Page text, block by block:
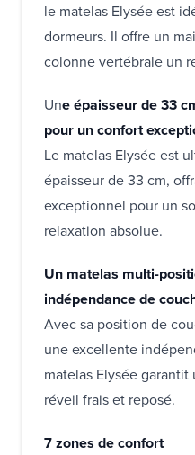
le matelas Elysée est
dormeurs. Il offre un
colonne vertébrale un
Une épaisseur de 33
pour un confort
Le matelas Elysée est
épaisseur de 33 cm,
exceptionnel pour un
relaxation absolue.
Un matelas multi-
indépendance de
Avec sa position de
une excellente
matelas Elysée
réveil frais et reposé.
7 zones de confort